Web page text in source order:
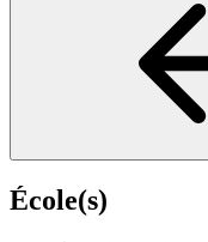
École(s)